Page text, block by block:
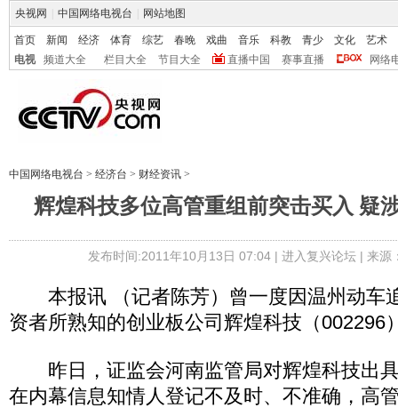
央视网 中国网络电视台 网站地图
首页 新闻 经济 体育 综艺 春晚 戏曲 音乐 科教 青少 文化
艺术
电视
频道大全 栏目大全 节目大全 直播中国 赛事直播 网络
中国网络电视台 > 经济台 > 财经资讯 >
辉煌科技多位高管重组前突击买入 疑
发布时间:2011年10月13日 07:04 | 进入复兴论坛 | 来源
本报讯 （记者陈芳）曾一度因温州动车
资者所熟知的创业板公司辉煌科技（002296
昨日，证监会河南监管局对辉煌科技出
在内幕信息知情人登记不及时、不准确，高